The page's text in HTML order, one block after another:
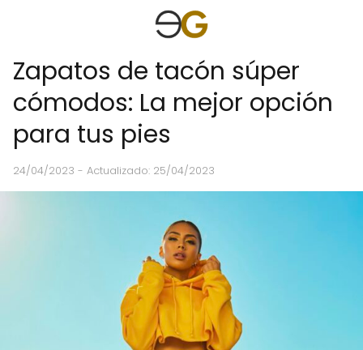
Zapatos de tacón súper
cómodos: La mejor opción
para tus pies
24/04/2023 - Actualizado: 25/04/2023